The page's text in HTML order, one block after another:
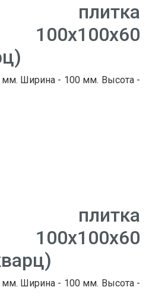
плитка
100х100х60
мм. Ширина - 100 мм. Высота -
плитка
100х100х60
мм. Ширина - 100 мм. Высота -